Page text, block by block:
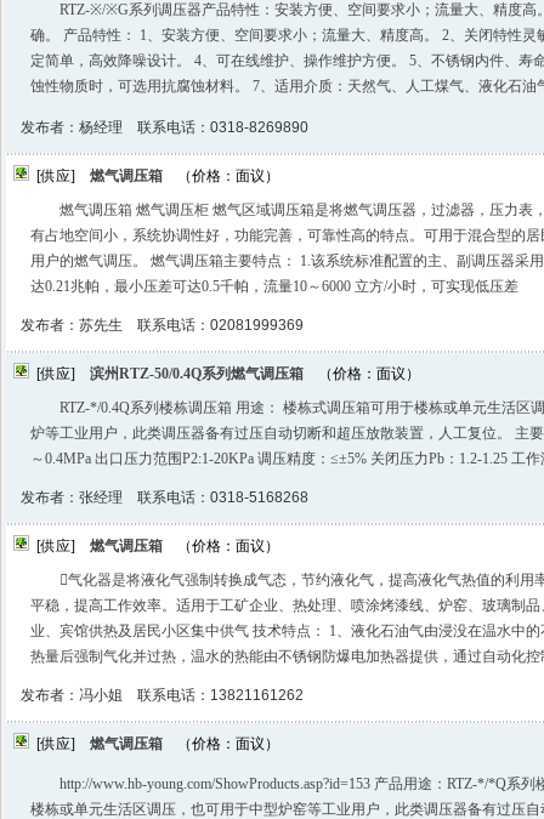
RTZ-※/※G系列调压器产品特性：安装方便、空间要求小；流量大、精度高
确。 产品特性： 1、安装方便、空间要求小；流量大、精度高。 2、关闭特性灵
定简单，高效降噪设计。 4、可在线维护、操作维护方便。 5、不锈钢内件、寿
蚀性物质时，可选用抗腐蚀材料。 7、适用介质：天然气、人工煤气、液化石油
发布者：杨经理 联系电话：0318-8269890
[供应] 燃气调压箱 （价格：面议）
燃气调压箱 燃气调压柜 燃气区域调压箱是将燃气调压器，过滤器，压力表
有占地空间小，系统协调性好，功能完善，可靠性高的特点。可用于混合型的
用户的燃气调压。 燃气调压箱主要特点： 1.该系统标准配置的主、副调压器采
达0.21兆帕，最小压差可达0.5千帕，流量10～6000 立方/小时，可实现低压差
发布者：苏先生 联系电话：02081999369
[供应] 滨州RTZ-50/0.4Q系列燃气调压箱 （价格：面议）
RTZ-*/0.4Q系列楼栋调压箱 用途： 楼栋式调压箱可用于楼栋或单元生活区
炉等工业用户，此类调压器备有过压自动切断和超压放散装置，人工复位。 主
～0.4MPa 出口压力范围P2:1-20KPa 调压精度：≤±5% 关闭压力Pb：1.2-1.25 工
发布者：张经理 联系电话：0318-5168268
[供应] 燃气调压箱 （价格：面议）
气化器是将液化气强制转换成气态，节约液化气，提高液化气热值的利用
平稳，提高工作效率。适用于工矿企业、热处理、喷涂烤漆线、炉窑、玻璃制
业、宾馆供热及居民小区集中供气 技术特点： 1、液化石油气由浸没在温水中
热量后强制气化并过热，温水的热能由不锈钢防爆电加热器提供，通过自动化
发布者：冯小姐 联系电话：13821161262
[供应] 燃气调压箱 （价格：面议）
http://www.hb-young.com/ShowProducts.asp?id=153 产品用途：RTZ-*/*Q系
楼栋或单元生活区调压，也可用于中型炉窑等工业用户，此类调压器备有过压